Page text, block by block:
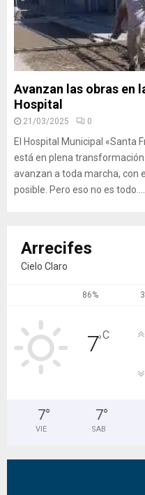
Avanzan las obras en
Hospital
21/03/2025 0
El Hospital Municipal «Santa
está en plena
avanzan a toda marcha, con
posible. Pero eso no es todo....
Arrecifes
Cielo Claro
86%
7°C
7°
VIE
7°
SAB